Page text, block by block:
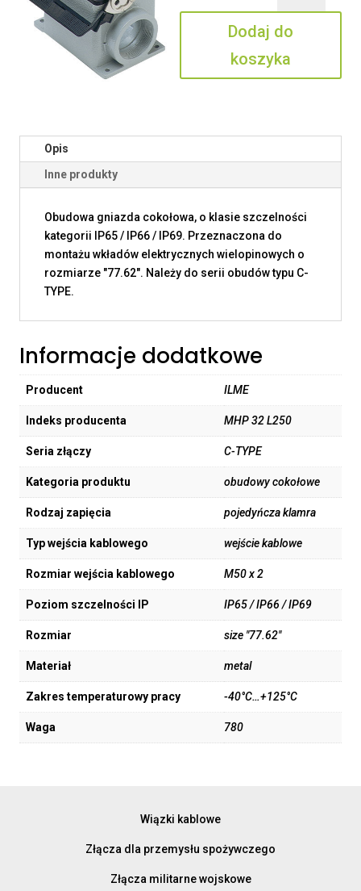
32
L250
Dodaj do
koszyka
Opis
Inne produkty
Obudowa gniazda cokołowa, o klasie szczelności
kategorii IP65 / IP66 / IP69. Przeznaczona do
montażu wkładów elektrycznych wielopinowych o
rozmiarze "77.62". Należy do serii obudów typu C-
TYPE.
Informacje dodatkowe
Producent ILME
Indeks producenta MHP 32 L250
Seria złączy C-TYPE
Kategoria produktu obudowy cokołowe
Rodzaj zapięcia pojedyńcza klamra
Typ wejścia kablowego wejście kablowe
Rozmiar wejścia kablowego M50 x 2
Poziom szczelności IP IP65 / IP66 / IP69
Rozmiar size "77.62"
Materiał metal
Zakres temperaturowy pracy -40°C…+125°C
Waga 780
Wiązki kablowe
Złącza dla przemysłu spożywczego
Złącza militarne wojskowe